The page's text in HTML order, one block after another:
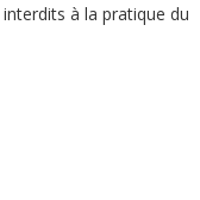
à la pratique du